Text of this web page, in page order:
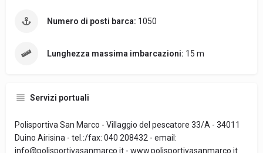
Numero di posti barca: 1050
Lunghezza massima imbarcazioni: 15 m
Servizi portuali
Polisportiva San Marco - Villaggio del pescatore 33/A - 34011
Duino Airisina - tel.:/fax: 040 208432 - email:
info@polisportivasanmarco.it - www.polisportivasanmarco.it